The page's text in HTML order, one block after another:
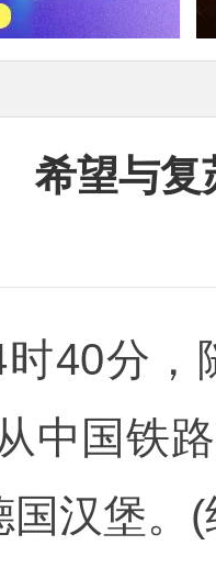
希望与复
40分
中国铁
汉堡。